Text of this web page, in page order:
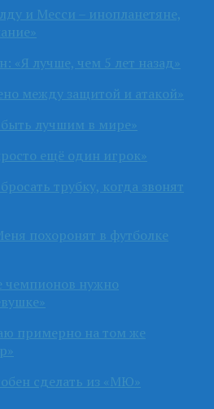
и Месси – инопланетяне,
лучше, чем 5 лет назад»
между защитой и атакой»
лучшим в мире»
ещё один игрок»
трубку, когда звонят
похоронят в футболке
чемпионов нужно
примерно на том же
сделать из «МЮ»